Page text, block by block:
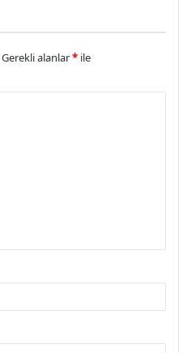
Gerekli alanlar* ile